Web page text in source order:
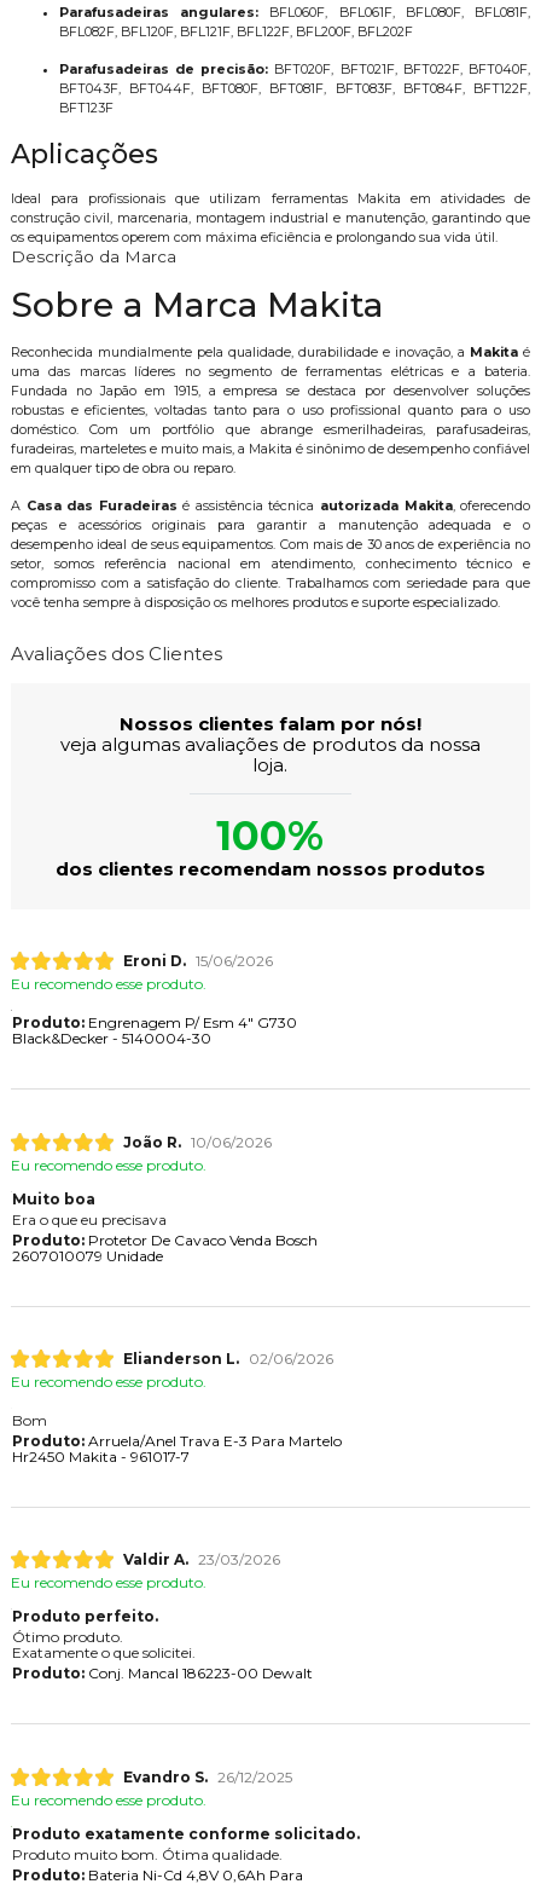
Parafusadeiras angulares: BFL060F, BFL061F, BFL080F, BFL081F,
BFL082F, BFL120F, BFL121F, BFL122F, BFL200F, BFL202F
Parafusadeiras de precisão: BFT020F, BFT021F, BFT022F, BFT040F,
BFT043F, BFT044F, BFT080F, BFT081F, BFT083F, BFT084F, BFT122F,
BFT123F
Aplicações
Ideal para profissionais que utilizam ferramentas Makita em atividades de
construção civil, marcenaria, montagem industrial e manutenção, garantindo que
os equipamentos operem com máxima eficiência e prolongando sua vida útil.
Descrição da Marca
Sobre a Marca Makita
Reconhecida mundialmente pela qualidade, durabilidade e inovação, a Makita é
uma das marcas líderes no segmento de ferramentas elétricas e a bateria.
Fundada no Japão em 1915, a empresa se destaca por desenvolver soluções
robustas e eficientes, voltadas tanto para o uso profissional quanto para o uso
doméstico. Com um portfólio que abrange esmerilhadeiras, parafusadeiras,
furadeiras, marteletes e muito mais, a Makita é sinônimo de desempenho confiável
em qualquer tipo de obra ou reparo.
A Casa das Furadeiras é assistência técnica autorizada Makita, oferecendo
peças e acessórios originais para garantir a manutenção adequada e o
desempenho ideal de seus equipamentos. Com mais de 30 anos de experiência no
setor, somos referência nacional em atendimento, conhecimento técnico e
compromisso com a satisfação do cliente. Trabalhamos com seriedade para que
você tenha sempre à disposição os melhores produtos e suporte especializado.
Avaliações dos Clientes
Nossos clientes falam por nós!
veja algumas avaliações de produtos da nossa
loja.
100%
dos clientes recomendam nossos produtos
Eroni D. 15/06/2026
Eu recomendo esse produto.
Produto:Engrenagem P/ Esm 4" G730
Black&Decker - 5140004-30
João R. 10/06/2026
Eu recomendo esse produto.
Muito boa
Era o que eu precisava
Produto:Protetor De Cavaco Venda Bosch
2607010079 Unidade
Elianderson L.
02/06/2026
Eu recomendo esse produto.
Bom
Produto:Arruela/Anel Trava E-3 Para Martelo
Hr2450 Makita - 961017-7
Valdir A. 23/03/2026
Eu recomendo esse produto.
Produto perfeito.
Ótimo produto.
Exatamente o que solicitei.
Produto:Conj. Mancal 186223-00 Dewalt
Evandro S. 26/12/2025
Eu recomendo esse produto.
Produto exatamente conforme solicitado.
Produto muito bom. Ótima qualidade.
Produto:Bateria Ni-Cd 4,8V 0,6Ah Para